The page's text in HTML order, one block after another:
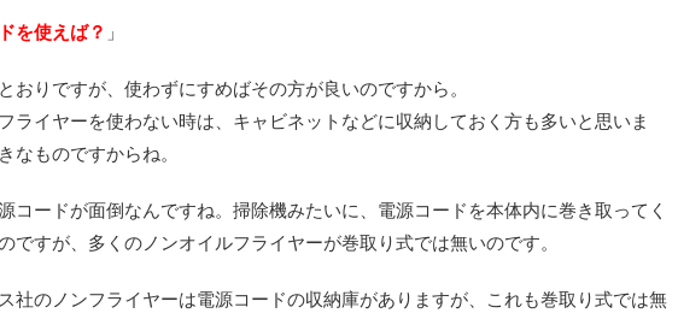
を使えば？ 」
おりですが、使わずにすめばその方が良いのですから。
ライヤーを使わない時は、キャビネットなどに収納しておく方も多いと思いま
なものですからね。
コードが面倒なんですね。掃除機みたいに、電源コードを本体内に巻き取ってく
ですが、多くのノンオイルフライヤーが巻取り式では無いのです。
社のノンフライヤーは電源コードの収納庫がありますが、これも巻取り式では無